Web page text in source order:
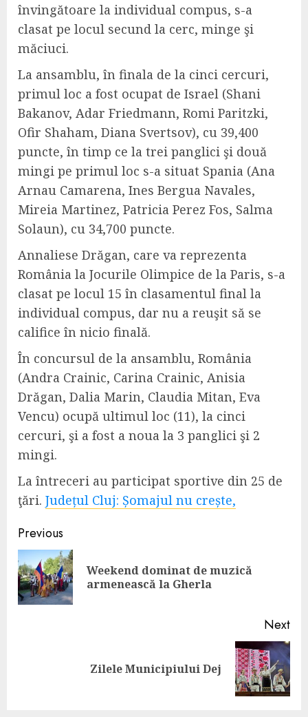
învingătoare la individual compus, s-a
clasat pe locul secund la cerc, minge şi
măciuci.
La ansamblu, în finala de la cinci cercuri,
primul loc a fost ocupat de Israel (Shani
Bakanov, Adar Friedmann, Romi Paritzki,
Ofir Shaham, Diana Svertsov), cu 39,400
puncte, în timp ce la trei panglici şi două
mingi pe primul loc s-a situat Spania (Ana
Arnau Camarena, Ines Bergua Navales,
Mireia Martinez, Patricia Perez Fos, Salma
Solaun), cu 34,700 puncte.
Annaliese Drăgan, care va reprezenta
România la Jocurile Olimpice de la Paris, s-a
clasat pe locul 15 în clasamentul final la
individual compus, dar nu a reuşit să se
califice în nicio finală.
În concursul de la ansamblu, România
(Andra Crainic, Carina Crainic, Anisia
Drăgan, Dalia Marin, Claudia Mitan, Eva
Vencu) ocupă ultimul loc (11), la cinci
cercuri, şi a fost a noua la 3 panglici şi 2
mingi.
La întreceri au participat sportive din 25 de
ţări. Județul Cluj: Șomajul nu crește,
Continue
Reading
Previous
Weekend dominat de muzică
armenească la Gherla
Next
Zilele Municipiului Dej